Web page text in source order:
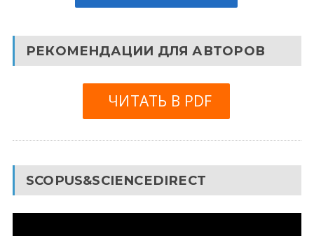
РЕКОМЕНДАЦИИ ДЛЯ АВТОРОВ
ЧИТАТЬ В PDF
SCOPUS&SCIENCEDIRECT